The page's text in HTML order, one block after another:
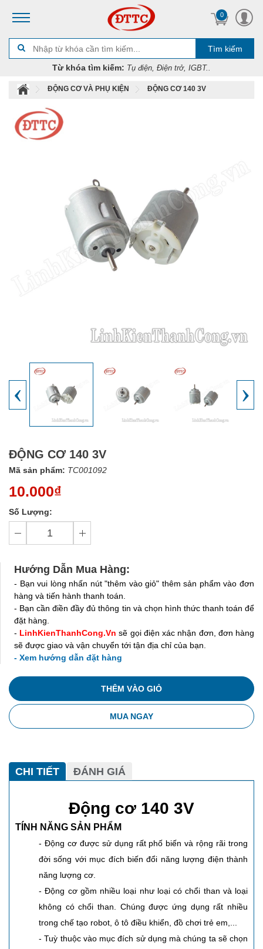
0
Tìm kiếm
Từ khóa tìm kiếm: Tụ điện, Điện trở, IGBT..
ĐỘNG CƠ VÀ PHỤ KIỆN ĐỘNG CƠ 140 3V
‹ ›
ĐỘNG CƠ 140 3V
Mã sản phẩm: TC001092
10.000₫
Số Lượng:
Hướng Dẫn Mua Hàng:
- Bạn vui lòng nhấn nút "thêm vào giỏ" thêm sản phẩm vào đơn
hàng và tiến hành thanh toán.
- Bạn cần điền đầy đủ thông tin và chọn hình thức thanh toán để
đặt hàng.
- LinhKienThanhCong.Vn sẽ gọi điện xác nhận đơn, đơn hàng
sẽ được giao và vận chuyển tới tận địa chỉ của bạn.
- Xem hướng dẫn đặt hàng
THÊM VÀO GIỎ
MUA NGAY
CHI TIẾT ĐÁNH GIÁ
Động cơ 140 3V
TÍNH NĂNG SẢN PHẨM
- Động cơ được sử dụng rất phố biến và rộng rãi trong
đời sống với mục đích biến đổi năng lượng điện thành
năng lượng cơ.
- Động cơ gồm nhiều loại như loại có chổi than và loại
không có chổi than. Chúng được ứng dụng rất nhiều
trong chế tạo robot, ô tô điều khiển, đồ chơi trẻ em,...
- Tuỳ thuộc vào mục đích sử dụng mà chúng ta sẽ chọn